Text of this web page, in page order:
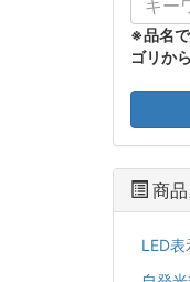
※品名
ゴリか
商
LED表